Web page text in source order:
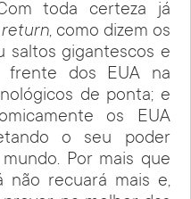
toda certeza já
, como dizem os
saltos gigantescos e
dos EUA na
de ponta; e
os EUA
o seu poder
Por mais que
não recuará mais e,